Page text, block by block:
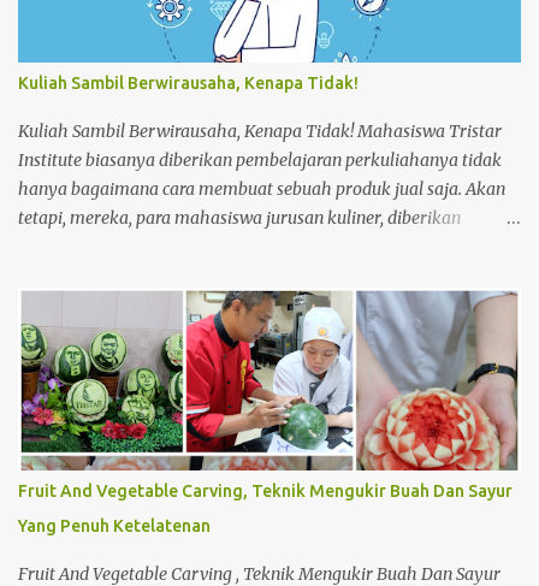
3. Dorong trolley menuju kamar dengan benar 4. Letakan
trolley di depan kamar tamu 5. Ketok pintu dengan
mengucapkan “Housekeeping” max 3x 6. Buka pintu perlahan-
Kuliah Sambil Berwirausaha, Kenapa Tidak!
Kuliah Sambil Berwirausaha, Kenapa Tidak! Mahasiswa Tristar
Institute biasanya diberikan pembelajaran perkuliahanya tidak
hanya bagaimana cara membuat sebuah produk jual saja. Akan
tetapi, mereka, para mahasiswa jurusan kuliner, diberikan
bawah seperti usaha kecil menengah (UKM). Seperti halnya,
membuat perencanaan, strategi penjualan hingga perhitungan
harga produk dalam membuat sebuah produk jual. Saat mereka
masih menjadi mahasiswa, ada salah satu mata kuliah yang
mempelajari menjadi wirausahawan. Sekaligus mempraktikanya
langsung di lapangan. Sehingga mereka dapat merasakan
bagaimana menjadi seorang wirausahawan sebenarnya. Dan tak
sedikit, mahasiswa yang sudah mempelajari perkuliahan
tersebut ingin segera melakukannya sendiri. Meskipun mereka
masih berstatus mahasiswa di Tristar Institute, mereka berani
Fruit And Vegetable Carving, Teknik Mengukir Buah Dan Sayur
Yang Penuh Ketelatenan
Fruit And Vegetable Carving , Teknik Mengukir Buah Dan Sayur